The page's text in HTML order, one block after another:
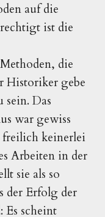
auf die
ist die
die
Historiker gebe
Das
war gewiss
freilich keinerlei
Arbeiten in der
sie als so
der Erfolg der
Es scheint